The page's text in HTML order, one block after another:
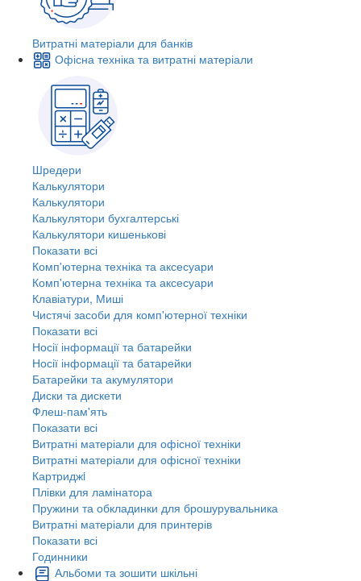
Витратні матеріали для банків
Офісна техніка та витратні матеріали
Шредери
Калькулятори
Калькулятори
Калькулятори бухгалтерські
Калькулятори кишенькові
Показати всі
Комп'ютерна техніка та аксесуари
Комп'ютерна техніка та аксесуари
Клавіатури, Миші
Чистячі засоби для комп'ютерної техніки
Показати всі
Носії інформації та батарейки
Носії інформації та батарейки
Батарейки та акумулятори
Диски та дискети
Флеш-пам'ять
Показати всі
Витратні матеріали для офісної техніки
Витратні матеріали для офісної техніки
Картриджi
Плівки для ламінатора
Пружини та обкладинки для брошурувальника
Витратні матеріали для принтерів
Показати всі
Годинники
Альбоми та зошити шкільні